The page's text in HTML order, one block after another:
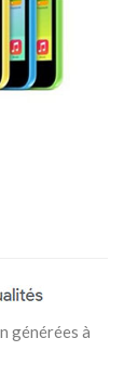
générées à